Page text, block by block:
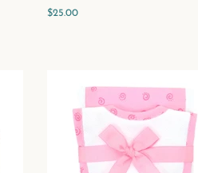
Precio
$25.00